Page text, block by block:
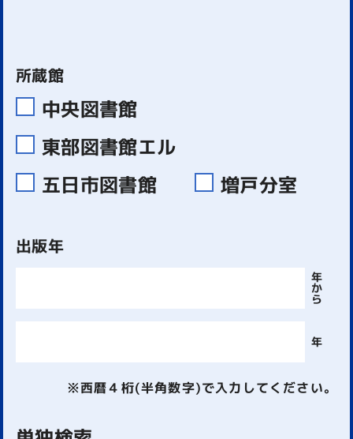
所蔵館
中央図書館
東部図書館エル
五日市図書館
増戸分室
出版年
年
か
ら
年
※西暦４桁(半角数字)で入力してください。